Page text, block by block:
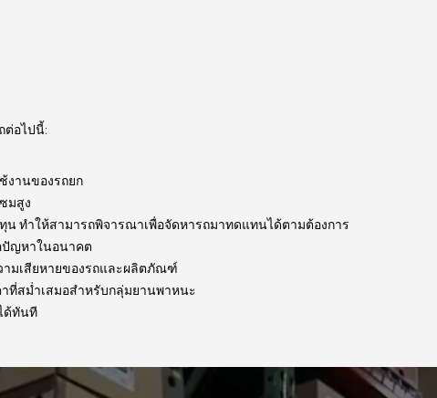
ต่อไปนี้:
งานของรถยก
มสูง
ทำให้สามารถพิจารณาเพื่อจัดหารถมาทดแทนได้ตามต้องการ
ปัญหาในอนาคต
ามเสียหายของรถและผลิตภัณฑ์
าที่สม่ำเสมอสำหรับกลุ่มยานพาหนะ
ด้ทันที